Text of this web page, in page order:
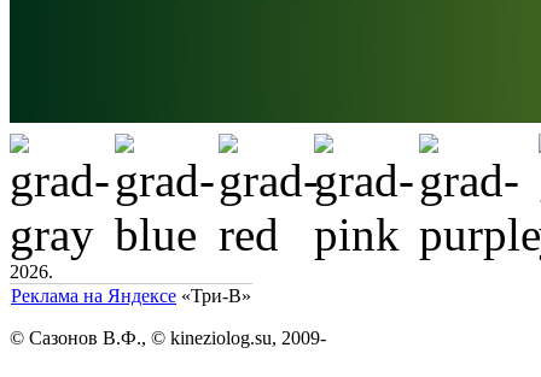
2026.
Реклама на Яндексе «Три-В»
© Сазонов В.Ф., © kineziolog.su, 2009-